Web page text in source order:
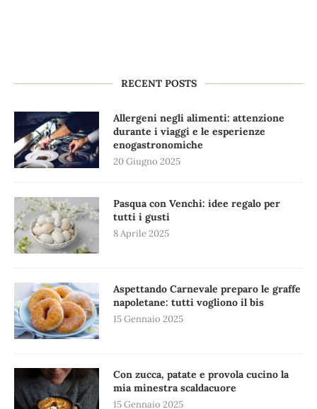
RECENT POSTS
Allergeni negli alimenti: attenzione
durante i viaggi e le esperienze
enogastronomiche
20 Giugno 2025
Pasqua con Venchi: idee regalo per
tutti i gusti
8 Aprile 2025
Aspettando Carnevale preparo le graffe
napoletane: tutti vogliono il bis
15 Gennaio 2025
Con zucca, patate e provola cucino la
mia minestra scaldacuore
15 Gennaio 2025